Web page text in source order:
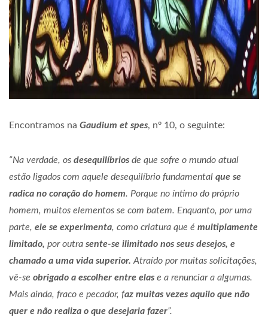
Encontramos na Gaudium et spes, nº 10, o seguinte:
“Na verdade, os desequilíbrios de que sofre o mundo atual
estão ligados com aquele desequilíbrio fundamental que se
radica no coração do homem. Porque no íntimo do próprio
homem, muitos elementos se com batem. Enquanto, por uma
parte, ele se experimenta, como criatura que é multiplamente
limitado, por outra sente-se ilimitado nos seus desejos, e
chamado a uma vida superior. Atraído por muitas solicitações,
vê-se obrigado a escolher entre elas e a renunciar a algumas.
Mais ainda, fraco e pecador, faz muitas vezes aquilo que não
quer e não realiza o que desejaria fazer”.